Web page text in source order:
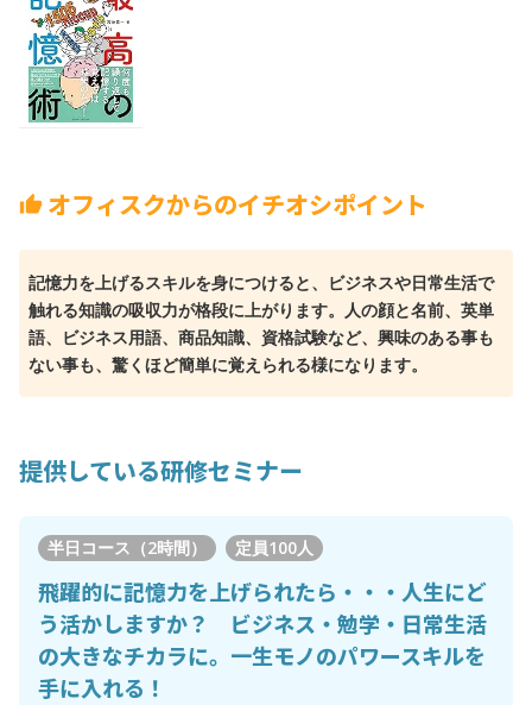
thumb_up オフィスクからのイチオシポイント
記憶力を上げるスキルを身につけると、ビジネスや日常生活で
触れる知識の吸収力が格段に上がります。人の顔と名前、英単
語、ビジネス用語、商品知識、資格試験など、興味のある事も
ない事も、驚くほど簡単に覚えられる様になります。
提供している研修セミナー
半日コース（2時間） 定員100人
飛躍的に記憶力を上げられたら・・・人生にど
う活かしますか？ ビジネス・勉学・日常生活
の大きなチカラに。一生モノのパワースキルを
手に入れる！